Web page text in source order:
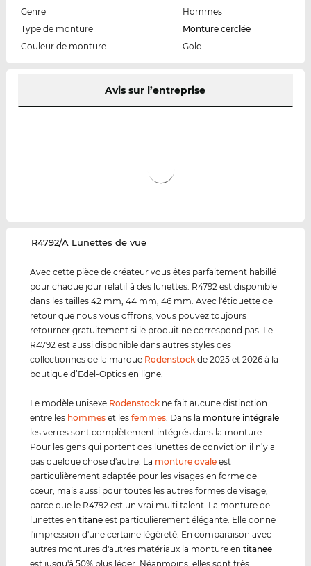
Genre
Hommes
Type de monture
Monture cerclée
Couleur de monture
Gold
Avis sur l’entreprise
‌R4792/A Lunettes de vue
Avec cette pièce de créateur vous êtes parfaitement habillé
pour chaque jour relatif à des lunettes. R4792 est disponible
dans les tailles 42 mm, 44 mm, 46 mm. Avec l'étiquette de
retour que nous vous offrons, vous pouvez toujours
retourner gratuitement si le produit ne correspond pas. Le
R4792 est aussi disponible dans autres styles des
collectionnes de la marque Rodenstock de 2025 et 2026 à la
boutique d’Edel-Optics en ligne.
Le modèle unisexe Rodenstock ne fait aucune distinction
entre les hommes et lesfemmes . Dans la monture intégrale
les verres sont complètement intégrés dans la monture.
Pour les gens qui portent des lunettes de conviction il n’y a
pas quelque chose d'autre. La monture ovale est
particulièrement adaptée pour les visages en forme de
cœur, mais aussi pour toutes les autres formes de visage,
parce que le R4792 est un vrai multi talent. La monture de
lunettes entitane est particulièrement élégante. Elle donne
l'impression d'une certaine légèreté. En comparaison avec
autres montures d'autres matériaux la monture entitanee
est jusqu'à 50% plus léger. Néanmoins, elles sont très